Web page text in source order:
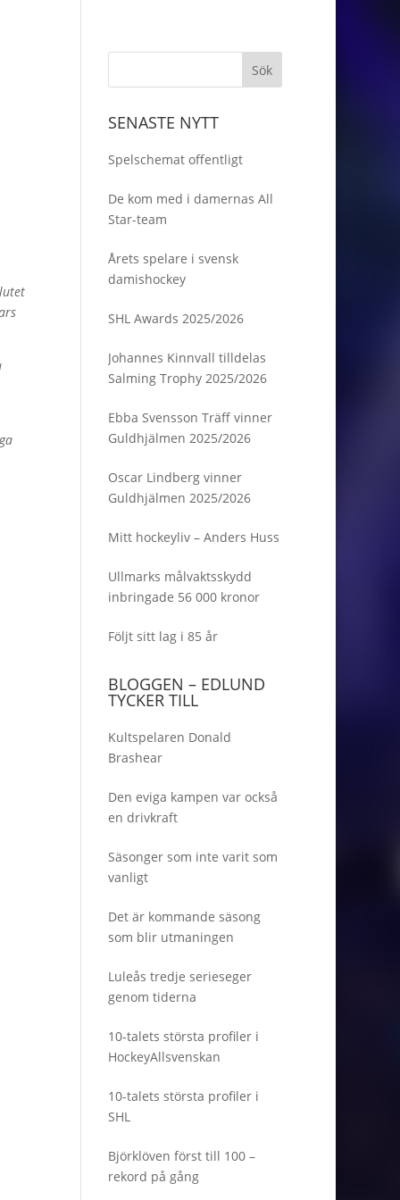
SENASTE NYTT
Spelschemat offentligt
De kom med i damernas All
Star-team
Årets spelare i svensk
damishockey
SHL Awards 2025/2026
Johannes Kinnvall tilldelas
Salming Trophy 2025/2026
Ebba Svensson Träff vinner
Guldhjälmen 2025/2026
Oscar Lindberg vinner
Guldhjälmen 2025/2026
Mitt hockeyliv – Anders Huss
Ullmarks målvaktsskydd
inbringade 56 000 kronor
Följt sitt lag i 85 år
BLOGGEN – EDLUND
TYCKER TILL
Kultspelaren Donald
Brashear
Den eviga kampen var också
en drivkraft
Säsonger som inte varit som
vanligt
Det är kommande säsong
som blir utmaningen
Luleås tredje serieseger
genom tiderna
10-talets största profiler i
HockeyAllsvenskan
10-talets största profiler i
SHL
Björklöven först till 100 –
rekord på gång